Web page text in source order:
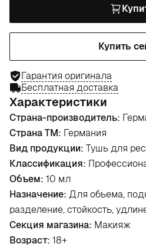
Купить
Гарантия оригинала
Бесплатная доставка
Характеристики
Страна-производитель:
Страна ТМ: Германия
Вид продукции: Тушь для
Классификация:
Объем: 10 мл
Назначение: Для объема,
разделение, стойкость,
Секция магазина: Макияж
Возраст: 18+